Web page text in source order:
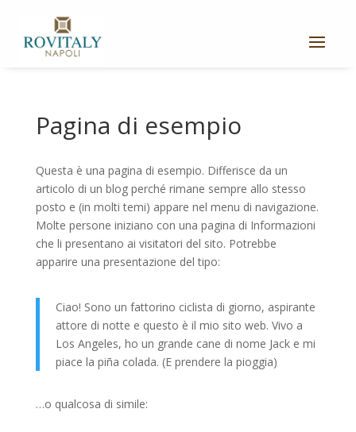
Pagina di esempio
Questa è una pagina di esempio. Differisce da un
articolo di un blog perché rimane sempre allo stesso
posto e (in molti temi) appare nel menu di navigazione.
Molte persone iniziano con una pagina di Informazioni
che li presentano ai visitatori del sito. Potrebbe
apparire una presentazione del tipo:
Ciao! Sono un fattorino ciclista di giorno, aspirante
attore di notte e questo è il mio sito web. Vivo a
Los Angeles, ho un grande cane di nome Jack e mi
piace la piña colada. (E prendere la pioggia)
…o qualcosa di simile: